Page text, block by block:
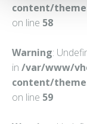
content/
on line 58
Warning:
in /var/www/
content/
on line 59